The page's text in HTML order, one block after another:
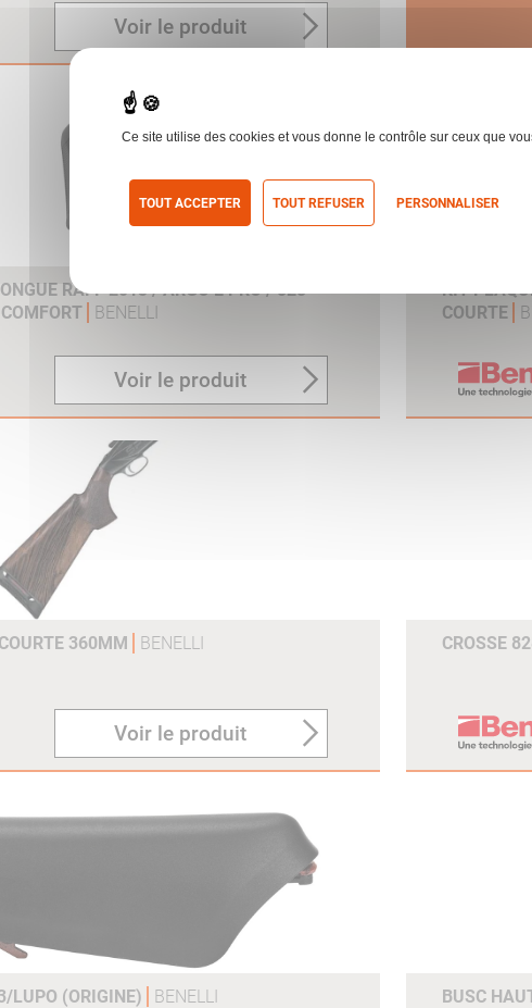
Voir le produit
RAFF 2013 / ARGO E PRO / 828
BENELLI
Voir le produit
KIT
COURTE
360MM BENELLI
Voir le produit
CROSSE
LUPO (ORIGINE) BENELLI BUSC
Ce site utilise des cookies et vous donne le contrôle sur ceux que
TOUT ACCEPTER TOUT REFUSER PERSONNALISER